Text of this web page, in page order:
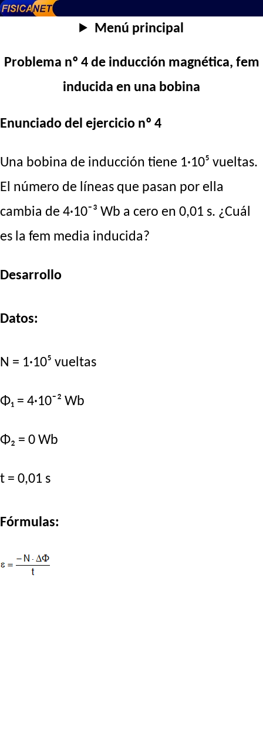
Menú principal
Problema nº 4 de inducción magnética, fem
inducida en una bobina
Enunciado del ejercicio nº 4
Una bobina de inducción tiene 1·10⁵ vueltas.
El número de líneas que pasan por ella
cambia de 4·10⁻³ Wb a cero en 0,01 s. ¿Cuál
es la fem media inducida?
Desarrollo
Datos:
N = 1·10⁵ vueltas
Φ₁ = 4·10⁻² Wb
Φ₂ = 0 Wb
t = 0,01 s
Fórmulas: